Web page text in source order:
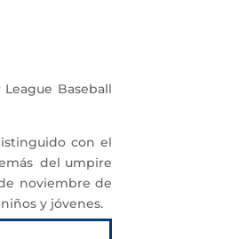
Baseball
con el
del umpire
noviembre de
y jóvenes.